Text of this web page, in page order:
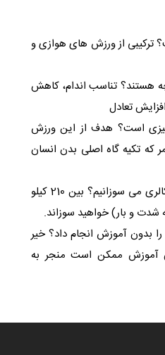
از ورزش های هوازی و
تناسب اندام، کاهش
تعادل
است؟ هدف از این ورزش
که تکیه گاه اصلی بدن انسان
در ۳۰ دقیقه سی ایکس چقدر کالری می سوزانیم؟ بین 210 کیلو
بدون آموزش انجام داد؟ خیر
آموزش ممکن است منجر به